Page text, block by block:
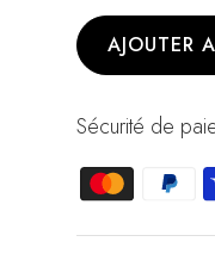
AJOUTER
Sécurité de